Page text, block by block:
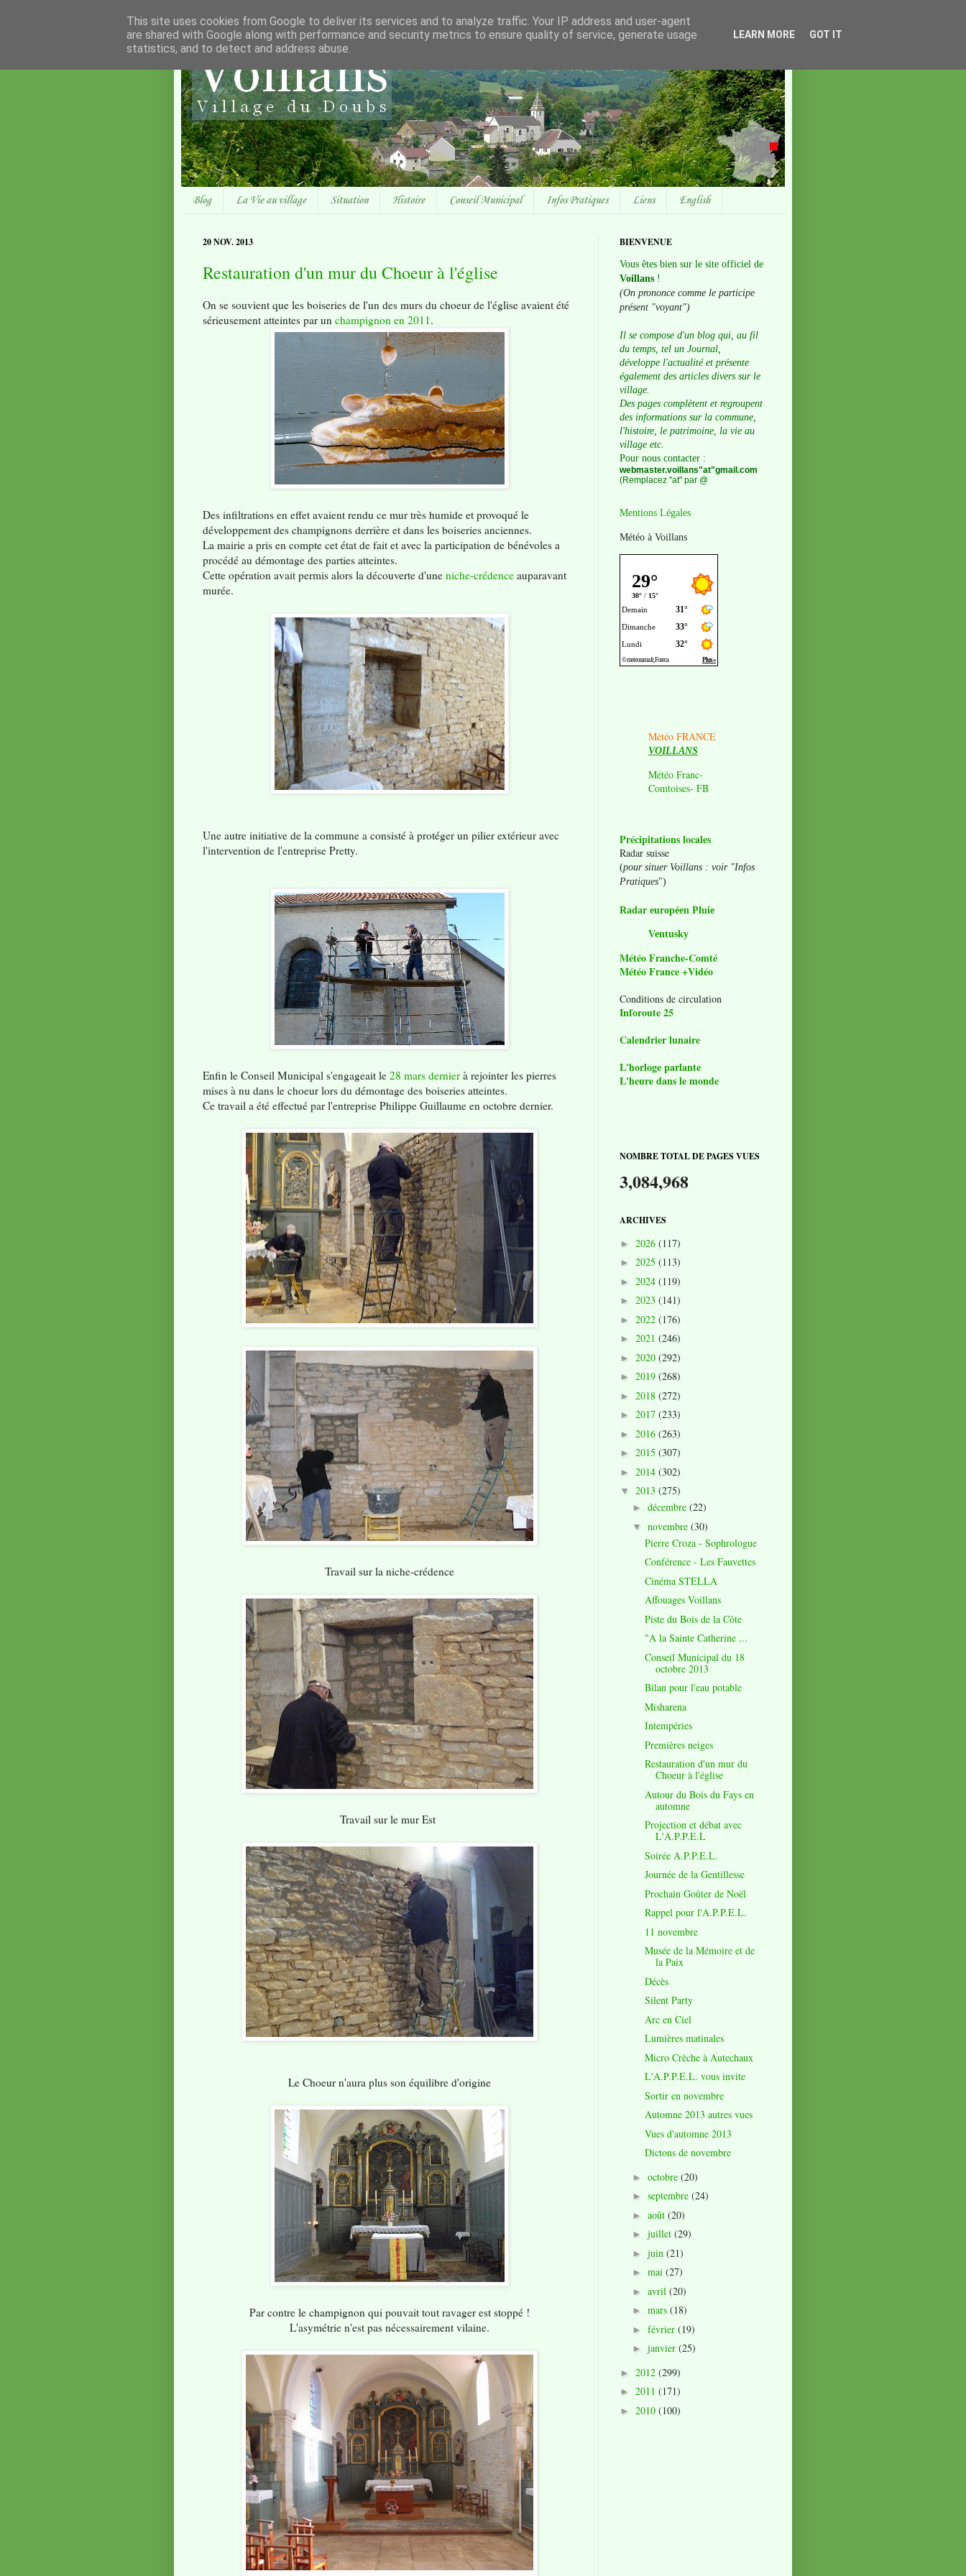
Blog La Vie au village Situation Histoire Conseil Municipal Infos Pratiques Liens English
20 NOV. 2013
Restauration d'un mur du Choeur à l'église
On se souvient que les boiseries de l'un des murs du choeur de l'église avaient été
sérieusement atteintes par un champignon en 2011.
Des infiltrations en effet avaient rendu ce mur très humide et provoqué le
développement des champignons derrière et dans les boiseries anciennes.
La mairie a pris en compte cet état de fait et avec la participation de bénévoles a
procédé au démontage des parties atteintes.
Cette opération avait permis alors la découverte d'une niche-crédence auparavant
murée.
Une autre initiative de la commune a consisté à protéger un pilier extérieur avec
l'intervention de l'entreprise Pretty.
Enfin le Conseil Municipal s'engageait le 28 mars dernier à rejointer les pierres
mises à nu dans le choeur lors du démontage des boiseries atteintes.
Ce travail a été effectué par l'entreprise Philippe Guillaume en octobre dernier.
Travail sur la niche-crédence
Travail sur le mur Est
Le Choeur n'aura plus son équilibre d'origine
Par contre le champignon qui pouvait tout ravager est stoppé !
L'asymétrie n'est pas nécessairement vilaine.
BIENVENUE
Vous êtes bien sur le site officiel de
Voillans !
(On prononce comme le participe
présent "voyant")
Il se compose d'un blog qui, au fil
du temps, tel un Journal,
développe l'actualité et présente
également des articles divers sur le
village.
Des pages complètent et regroupent
des informations sur la commune,
l'histoire, le patrimoine, la vie au
village etc.
Pour nous contacter :
webmaster.voillans"at"gmail.com
(Remplacez "at" par @
Mentions Légales
Météo à Voillans
Météo FRANCE
VOILLANS
Météo Franc-
Comtoises- FB
Précipitations locales
Radar suisse
(pour situer Voillans : voir "Infos
Pratiques")
Radar européen Pluie
Ventusky
Météo Franche-Comté
Météo France +Vidéo
Conditions de circulation
Inforoute 25
Calendrier lunaire
L'horloge parlante
L'heure dans le monde
NOMBRE TOTAL DE PAGES VUES
3,084,968
ARCHIVES
► 2026 (117)
► 2025 (113)
► 2024 (119)
► 2023 (141)
► 2022 (176)
► 2021 (246)
► 2020 (292)
► 2019 (268)
► 2018 (272)
► 2017 (233)
► 2016 (263)
► 2015 (307)
► 2014 (302)
▼ 2013 (275)
► décembre (22)
▼ novembre (30)
Pierre Croza - Sophrologue
Conférence - Les Fauvettes
Cinéma STELLA
Affouages Voillans
Piste du Bois de la Côte
"A la Sainte Catherine ...
Conseil Municipal du 18
octobre 2013
Bilan pour l'eau potable
Misharena
Intempéries
Premières neiges
Restauration d'un mur du
Choeur à l'église
Autour du Bois du Fays en
automne
Projection et débat avec
L'A.P.P.E.L
Soirée A.P.P.E.L.
Journée de la Gentillesse
Prochain Goûter de Noël
Rappel pour l'A.P.P.E.L.
11 novembre
Musée de la Mémoire et de
la Paix
Décès
Silent Party
Arc en Ciel
Lumières matinales
Micro Crèche à Autechaux
L'A.P.P.E.L. vous invite
Sortir en novembre
Automne 2013 autres vues
Vues d'automne 2013
Dictons de novembre
► octobre (20)
► septembre (24)
► août (20)
► juillet (29)
► juin (21)
► mai (27)
► avril (20)
► mars (18)
► février (19)
► janvier (25)
► 2012 (299)
► 2011 (171)
► 2010 (100)
This site uses cookies from Google to deliver its services and to analyze traffic. Your IP address and user-agent
are shared with Google along with performance and security metrics to ensure quality of service, generate usage
statistics, and to detect and address abuse.
LEARN MORE GOT IT